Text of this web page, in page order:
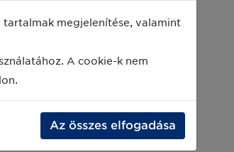
megjelenítése, valamint
A cookie-k nem
Az összes elfogadása